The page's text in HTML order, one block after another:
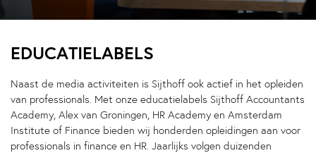
EDUCATIELABELS
Naast de media activiteiten is Sijthoff ook actief in het opleiden
van professionals. Met onze educatielabels Sijthoff Accountants
Academy, Alex van Groningen, HR Academy en Amsterdam
Institute of Finance bieden wij honderden opleidingen aan voor
professionals in finance en HR. Jaarlijks volgen duizenden